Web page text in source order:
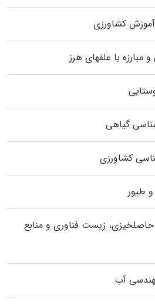
کشاورزی
با علفهای هرز
گیاهی
کشاورزی
طیور
زیست فناوری و منابع
آب